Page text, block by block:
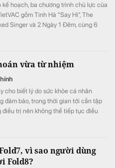
kế hoạch, ba chương trình chủ lực của
gồm Tinh Hà “Say Hi”, The
Singer và 2 Ngày 1 Đêm, cùng 6
vừa từ nhiệm
cho biết lý do sức khỏe cá nhân
đảm bảo, trong thời gian tới cần tập
điều trị nên không thể tiếp tục điều
vì sao người dùng
Fold8?